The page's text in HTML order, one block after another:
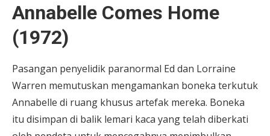
Annabelle Comes Home
(1972)
Pasangan penyelidik paranormal Ed dan Lorraine
Warren memutuskan mengamankan boneka terkutuk
Annabelle di ruang khusus artefak mereka. Boneka
itu disimpan di balik lemari kaca yang telah diberkati